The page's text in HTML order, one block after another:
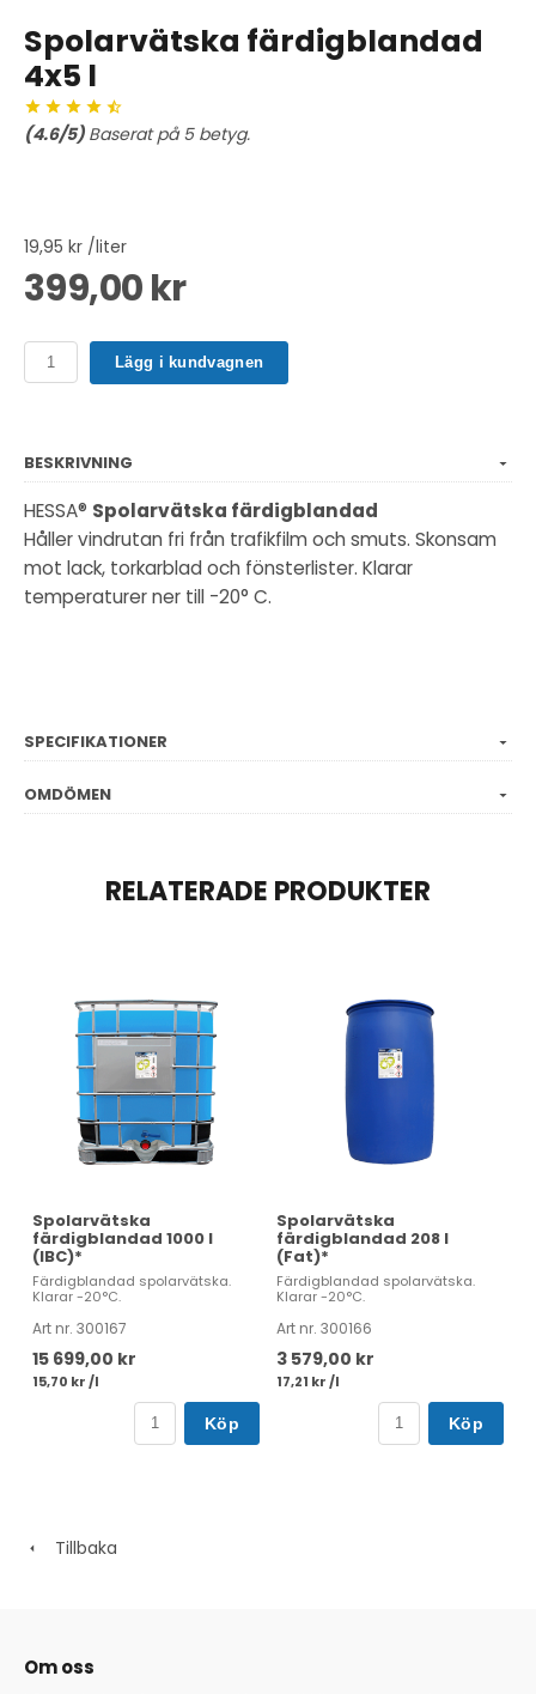
Spolarvätska färdigblandad
4x5 l
(4.6/5) Baserat på5betyg.
19,95 kr /liter
399,00 kr
Lägg i kundvagnen
BESKRIVNING
HESSA® Spolarvätska färdigblandad
Håller vindrutan fri från trafikfilm och smuts. Skonsam
mot lack, torkarblad och fönsterlister. Klarar
temperaturer ner till -20° C.
SPECIFIKATIONER
OMDÖMEN
RELATERADE PRODUKTER
Spolarvätska
färdigblandad 1000 l
(IBC)*
Färdigblandad spolarvätska.
Klarar -20°C.
Art nr. 300167
15 699,00 kr
15,70 kr /l
Köp
Spolarvätska
färdigblandad 208 l
(Fat)*
Färdigblandad spolarvätska.
Klarar -20°C.
Art nr. 300166
3 579,00 kr
17,21 kr /l
Köp
Tillbaka
Om oss